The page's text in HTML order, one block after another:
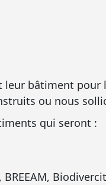
leur bâtiment
ou nous
qui seront :